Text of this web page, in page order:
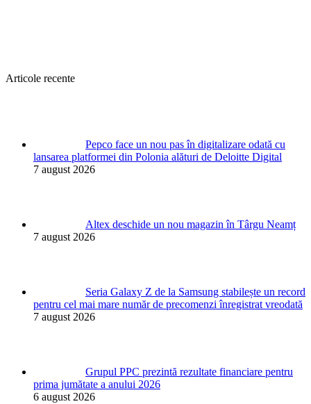
Articole recente
Pepco face un nou pas în digitalizare odată cu
lansarea platformei din Polonia alături de Deloitte Digital
7 august 2026
Altex deschide un nou magazin în Târgu Neamț
7 august 2026
Seria Galaxy Z de la Samsung stabilește un record
pentru cel mai mare număr de precomenzi înregistrat vreodată
7 august 2026
Grupul PPC prezintă rezultate financiare pentru
prima jumătate a anului 2026
6 august 2026